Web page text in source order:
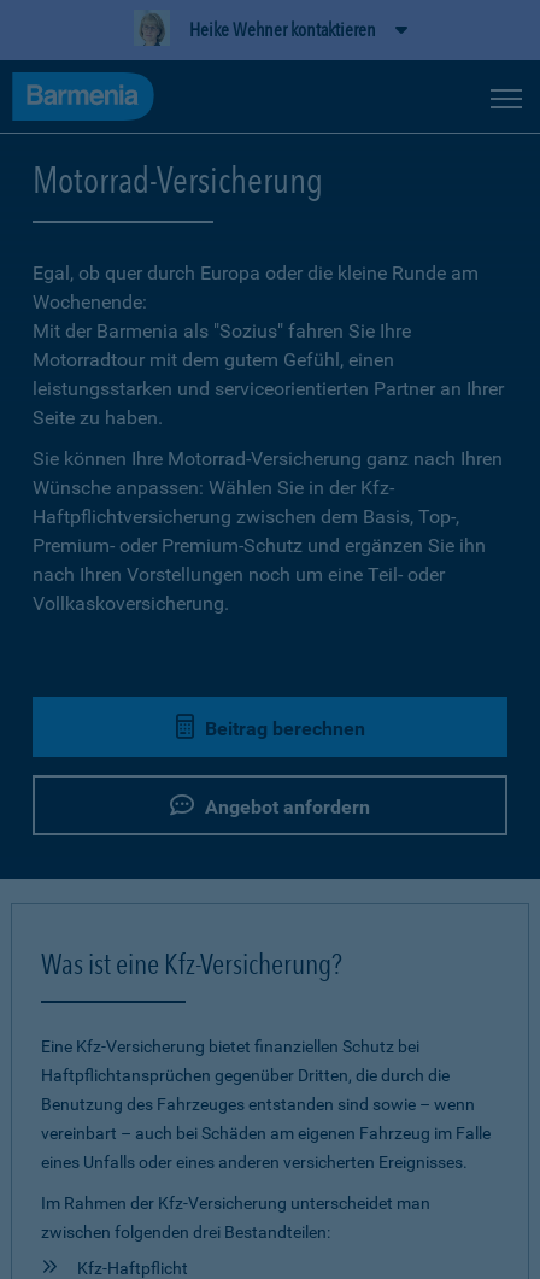
Heike Wehner kontaktieren
Motorrad-Versicherung
Egal, ob quer durch Europa oder die kleine Runde am
Wochenende:
Mit der Barmenia als "Sozius" fahren Sie Ihre
Motorradtour mit dem gutem Gefühl, einen
leistungsstarken und serviceorientierten Partner an Ihrer
Seite zu haben.
Sie können Ihre Motorrad-Versicherung ganz nach Ihren
Wünsche anpassen: Wählen Sie in der Kfz-
Haftpflichtversicherung zwischen dem Basis, Top-,
Premium- oder Premium-Schutz und ergänzen Sie ihn
nach Ihren Vorstellungen noch um eine Teil- oder
Vollkaskoversicherung.
Beitrag berechnen
Angebot anfordern
Was ist eine Kfz-Versicherung?
Eine Kfz-Versicherung bietet finanziellen Schutz bei
Haftpflichtansprüchen gegenüber Dritten, die durch die
Benutzung des Fahrzeuges entstanden sind sowie – wenn
vereinbart – auch bei Schäden am eigenen Fahrzeug im Falle
eines Unfalls oder eines anderen versicherten Ereignisses.
Im Rahmen der Kfz-Versicherung unterscheidet man
zwischen folgenden drei Bestandteilen:
Kfz-Haftpflicht